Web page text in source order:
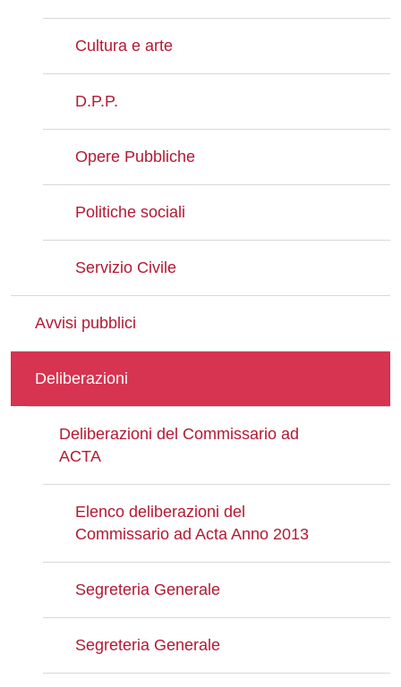
Cultura e arte
D.P.P.
Opere Pubbliche
Politiche sociali
Servizio Civile
Avvisi pubblici
Deliberazioni
Deliberazioni del Commissario ad
ACTA
Elenco deliberazioni del
Commissario ad Acta Anno 2013
Segreteria Generale
Segreteria Generale